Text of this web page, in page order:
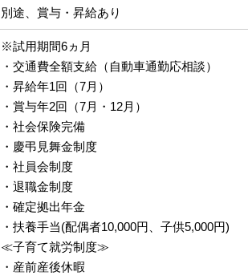
別途、賞与・昇給あり
※試用期間6ヵ月
・交通費全額支給（自動車通勤応相談）
・昇給年1回（7月）
・賞与年2回（7月・12月）
・社会保険完備
・慶弔見舞金制度
・社員会制度
・退職金制度
・確定拠出年金
・扶養手当(配偶者10,000円、子供5,000円)
≪子育て就労制度≫
・産前産後休暇